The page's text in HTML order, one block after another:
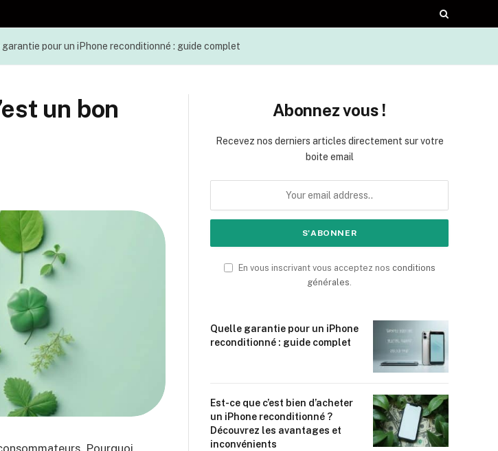
garantie pour un iPhone reconditionné : guide complet
un bon
Pourquoi
Abonnez vous !
Recevez nos derniers articles directement sur votre
boite email
En vous inscrivant vous acceptez nos conditions
générales.
Quelle garantie pour un iPhone
reconditionné : guide complet
Est-ce que c’est bien d’acheter
un iPhone reconditionné ?
Découvrez les avantages et
inconvénients